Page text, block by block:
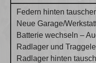
Federn hinten
Neue Garage/
Batterie wechseln –
Radlager und
Radlager hinten